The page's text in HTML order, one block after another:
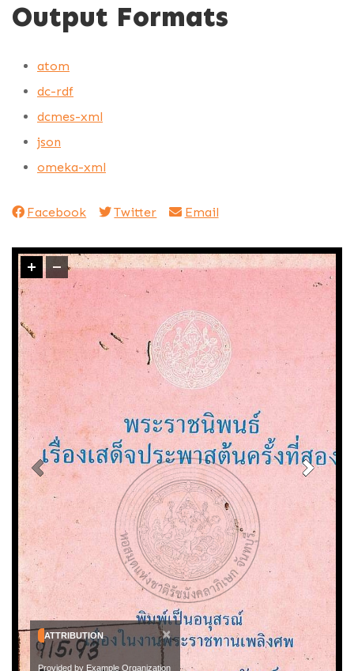
Output Formats
atom
dc-rdf
dcmes-xml
json
omeka-xml
Facebook Twitter Email
ATTRIBUTION ×
Provided by Example Organization